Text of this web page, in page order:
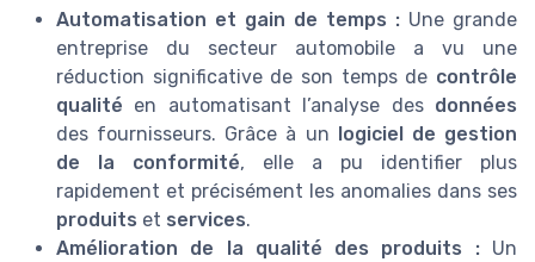
Automatisation et gain de temps : Une grande
entreprise du secteur automobile a vu une
réduction significative de son temps de contrôle
qualité en automatisant l’analyse des données
des fournisseurs. Grâce à un logiciel de gestion
de la conformité, elle a pu identifier plus
rapidement et précisément les anomalies dans ses
produits et services.
Amélioration de la qualité des produits :Un